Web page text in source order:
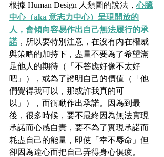
根據 Human Design 人類圖的說法，心臟
中心（aka 意志力中心）呈現開放的
人，會傾向容易作出自己無法履行的承
諾 ，所以要特別注意，在沒有內在權威
與策略的加持下，盡量不要為了希望滿
足他人的期待（「不答應好像不太好
吧」），或為了證明自己的價值（「他
們覺得我可以，那或許我真的可
以」），而衝動作出承諾。因為到最
後，很多時候，要不最終因為無法實現
承諾而心感自責，要不為了實現承諾而
耗盡自己的能量，即使「幸不辱命」但
卻因為違心而把自己弄得身心俱疲。